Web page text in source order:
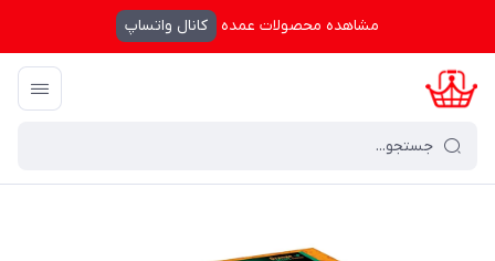
مشاهده محصولات عمده کانال واتساپ
کرال شاپینگ / فهرست محصولات